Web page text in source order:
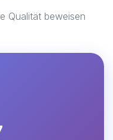
Qualität beweisen